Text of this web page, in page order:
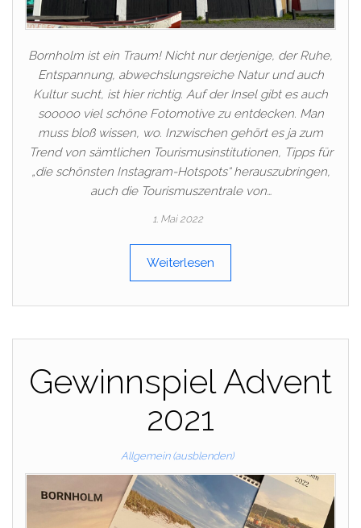
Bornholm ist ein Traum! Nicht nur derjenige, der Ruhe,
Entspannung, abwechslungsreiche Natur und auch
Kultur sucht, ist hier richtig. Auf der Insel gibt es auch
sooooo viel schöne Fotomotive zu entdecken. Man
muss bloß wissen, wo. Inzwischen gehört es ja zum
Trend von sämtlichen Tourismusinstitutionen, Tipps für
„die schönsten Instagram-Hotspots“ herauszubringen,
auch die Tourismuszentrale von…
1. Mai 2022
Weiterlesen
Gewinnspiel Advent
2021
Allgemein (ausblenden)